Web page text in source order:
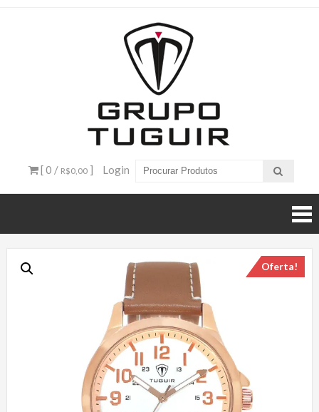
– Grupo
Tuguir
[ 0 / R$0,00 ] Login
Oferta!